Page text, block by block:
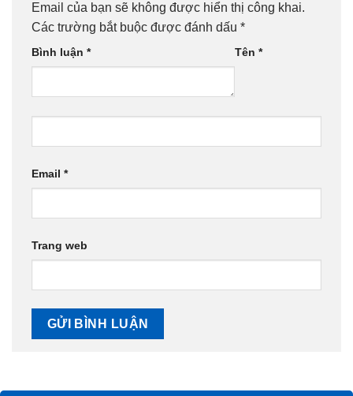
Email của bạn sẽ không được hiển thị công khai.
Các trường bắt buộc được đánh dấu *
Bình luận * Tên *
Email *
Trang web